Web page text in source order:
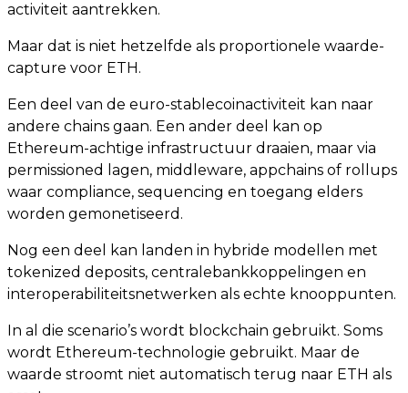
activiteit aantrekken.
Maar dat is niet hetzelfde als proportionele waarde-
capture voor ETH.
Een deel van de euro-stablecoinactiviteit kan naar
andere chains gaan. Een ander deel kan op
Ethereum-achtige infrastructuur draaien, maar via
permissioned lagen, middleware, appchains of rollups
waar compliance, sequencing en toegang elders
worden gemonetiseerd.
Nog een deel kan landen in hybride modellen met
tokenized deposits, centralebankkoppelingen en
interoperabiliteitsnetwerken als echte knooppunten.
In al die scenario’s wordt blockchain gebruikt. Soms
wordt Ethereum-technologie gebruikt. Maar de
waarde stroomt niet automatisch terug naar ETH als